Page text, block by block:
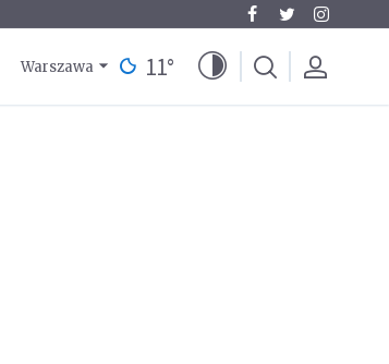
Warszawa 11°